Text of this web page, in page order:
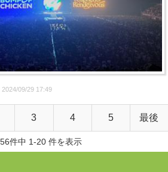
2024/09/29 17:49
3 4 5 最後
件中 1-20 件を表示